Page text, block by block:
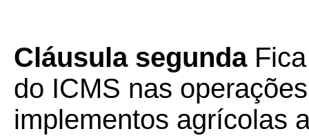
Cláusula segundaFica
do ICMS nas
implementos agrícolas